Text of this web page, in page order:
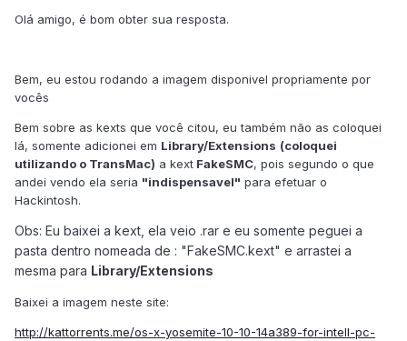
Olá amigo, é bom obter sua resposta.
Bem, eu estou rodando a imagem disponivel propriamente por
vocês
Bem sobre as kexts que você citou, eu também não as coloquei
lá, somente adicionei em Library/Extensions (coloquei
utilizando o TransMac) a kext FakeSMC, pois segundo o que
andei vendo ela seria "indispensavel" para efetuar o
Hackintosh.
Obs: Eu baixei a kext, ela veio .rar e eu somente peguei a
pasta dentro nomeada de : "FakeSMC.kext" e arrastei a
mesma para Library/Extensions
Baixei a imagem neste site:
http://kattorrents.me/os-x-yosemite-10-10-14a389-for-intell-pc-